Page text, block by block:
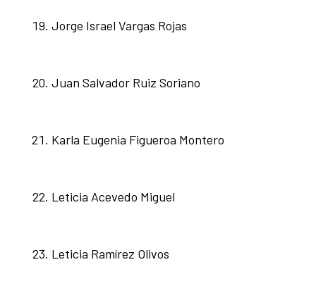
Jorge Israel Vargas Rojas
Juan Salvador Ruiz Soriano
Karla Eugenia Figueroa Montero
Leticia Acevedo Miguel
Leticia Ramírez Olivos